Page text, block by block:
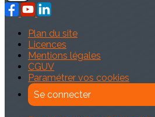
Plan du site
Licences
Mentions légales
CGUV
Paramétrer vos cookies
Se connecter